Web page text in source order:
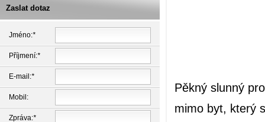
Zaslat dotaz
Jméno:*
Příjmení:*
E-mail:*
Mobil:
Zpráva:*
Pěkný slunný
mimo byt, který